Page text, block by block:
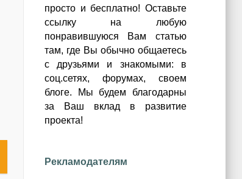
просто и бесплатно! Оставьте
ссылку на любую
понравившуюся Вам статью
там, где Вы обычно общаетесь
с друзьями и знакомыми: в
соц.сетях, форумах, своем
блоге. Мы будем благодарны
за Ваш вклад в развитие
проекта!
Рекламодателям